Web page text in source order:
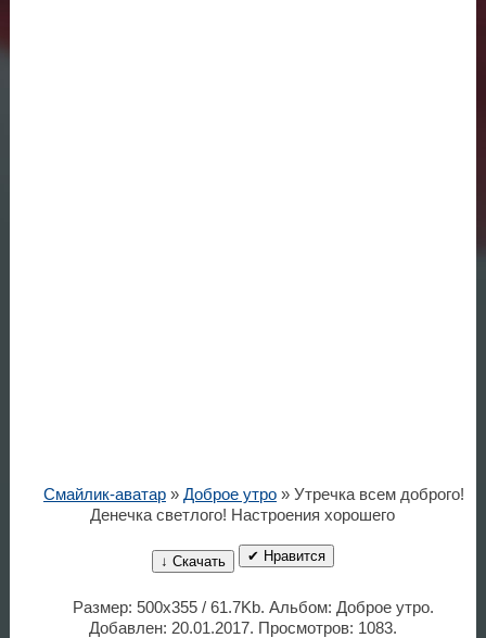
Смайлик-аватар» Доброе утро» Утречка всем доброго!
Денечка светлого! Настроения хорошего
↓ Скачать ✔ Нравится
Размер: 500x355 / 61.7Kb. Альбом: Доброе утро.
Добавлен: 20.01.2017. Просмотров: 1083.